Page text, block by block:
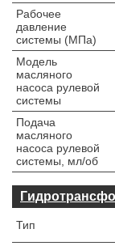
Рабочее
давление
системы (МПа)
Модель
масляного
насоса рулевой
системы
Подача
масляного
насоса рулевой
системы, мл/об
Тип